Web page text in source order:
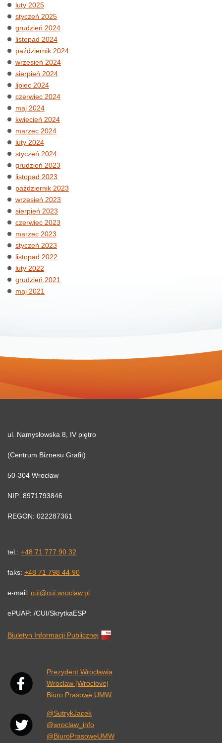
luty 2025
styczeń 2025
grudzień 2024
listopad 2024
październik 2024
wrzesień 2024
sierpień 2024
lipiec 2024
czerwiec 2024
maj 2024
kwiecień 2024
marzec 2024
luty 2024
styczeń 2024
grudzień 2023
listopad 2023
październik 2023
wrzesień 2023
sierpień 2023
czerwiec 2023
marzec 2023
styczeń 2023
listopad 2022
luty 2022
grudzień 2021
maj 2021
ul. Namysłowska 8, IV piętro
(Centrum Biznesu Grafit)
50-304 Wrocław
NIP: 8971793846
REGON: 022287361
tel.: +48 71 777 90 32
faks: +48 71 798 44 90
e-mail: cui@cui.wroclaw.pl
ePUAP: /CUI/SkrytkaESP
Biuletyn Informacji Publicznej
Prezydent Wrocławia
Wroclaw [Wroclove]
Biuro Prasowe UMW
@SutrykJacek
@wroclaw_info
@BiuroPrasoweUMW